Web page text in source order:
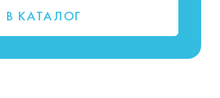
В КАТАЛОГ